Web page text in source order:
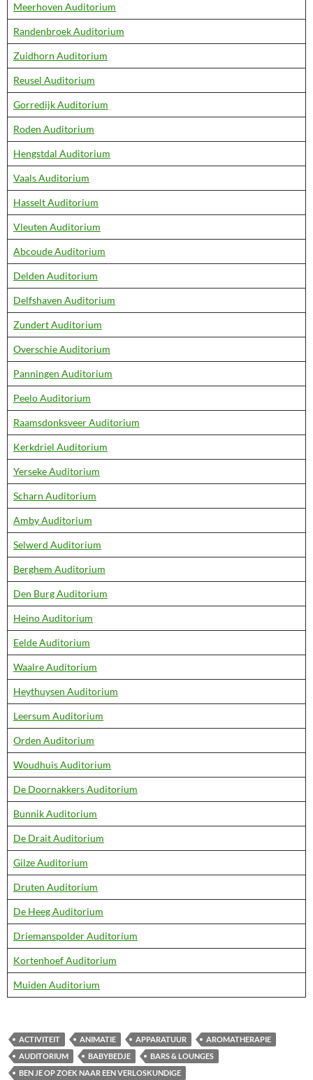
Meerhoven Auditorium
Randenbroek Auditorium
Zuidhorn Auditorium
Reusel Auditorium
Gorredijk Auditorium
Roden Auditorium
Hengstdal Auditorium
Vaals Auditorium
Hasselt Auditorium
Vleuten Auditorium
Abcoude Auditorium
Delden Auditorium
Delfshaven Auditorium
Zundert Auditorium
Overschie Auditorium
Panningen Auditorium
Peelo Auditorium
Raamsdonksveer Auditorium
Kerkdriel Auditorium
Yerseke Auditorium
Scharn Auditorium
Amby Auditorium
Selwerd Auditorium
Berghem Auditorium
Den Burg Auditorium
Heino Auditorium
Eelde Auditorium
Waalre Auditorium
Heythuysen Auditorium
Leersum Auditorium
Orden Auditorium
Woudhuis Auditorium
De Doornakkers Auditorium
Bunnik Auditorium
De Drait Auditorium
Gilze Auditorium
Druten Auditorium
De Heeg Auditorium
Driemanspolder Auditorium
Kortenhoef Auditorium
Muiden Auditorium
ACTIVITEIT ANIMATIE APPARATUUR
AROMATHERAPIE
AUDITORIUM
BABYBEDJE
BARS & LOUNGES
BEN JE OP ZOEK NAAR EEN VERLOSKUNDIGE